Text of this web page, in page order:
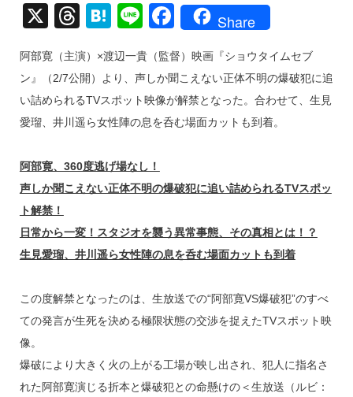
X
T
e
a
d
H
e
n
a
Li
e
F
c
e
b
k
Share
阿部寛（主演）×渡辺一貴（監督）映画『ショウタイムセブ
ン』（2/7公開）より、声しか聞こえない正体不明の爆破犯に追
い詰められるTVスポット映像が解禁となった。合わせて、生見
愛瑠、井川遥ら女性陣の息を呑む場面カットも到着。
阿部寛、360度逃げ場なし！
声しか聞こえない正体不明の爆破犯に追い詰められるTVスポッ
ト解禁！
日常から一変！スタジオを襲う異常事態、その真相とは！？
生見愛瑠、井川遥ら女性陣の息を呑む場面カットも到着
この度解禁となったのは、生放送での“阿部寛VS爆破犯”のすべ
ての発言が生死を決める極限状態の交渉を捉えたTVスポット映
像。
爆破により大きく火の上がる工場が映し出され、犯人に指名さ
れた阿部寛演じる折本と爆破犯との命懸けの＜生放送（ルビ：